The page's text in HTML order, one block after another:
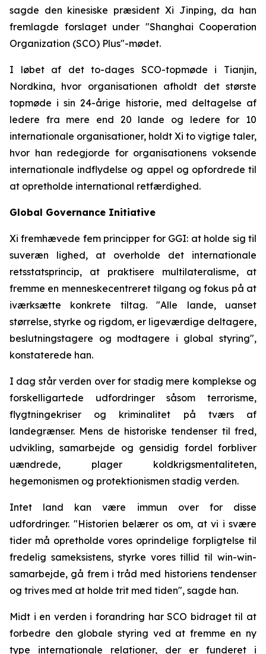
sagde den kinesiske præsident Xi Jinping, da han
fremlagde forslaget under "Shanghai Cooperation
Organization (SCO) Plus"-mødet.
I løbet af det to-dages SCO-topmøde i Tianjin,
Nordkina, hvor organisationen afholdt det største
topmøde i sin 24-årige historie, med deltagelse af
ledere fra mere end 20 lande og ledere for 10
internationale organisationer, holdt Xi to vigtige taler,
hvor han redegjorde for organisationens voksende
internationale indflydelse og appel og opfordrede til
at opretholde international retfærdighed.
Global Governance Initiative
Xi fremhævede fem principper for GGI: at holde sig til
suveræn lighed, at overholde det internationale
retsstatsprincip, at praktisere multilateralisme, at
fremme en menneskecentreret tilgang og fokus på at
iværksætte konkrete tiltag. "Alle lande, uanset
størrelse, styrke og rigdom, er ligeværdige deltagere,
beslutningstagere og modtagere i global styring",
konstaterede han.
I dag står verden over for stadig mere komplekse og
forskelligartede udfordringer såsom terrorisme,
flygtningekriser og kriminalitet på tværs af
landegrænser. Mens de historiske tendenser til fred,
udvikling, samarbejde og gensidig fordel forbliver
uændrede, plager koldkrigsmentaliteten,
hegemonismen og protektionismen stadig verden.
Intet land kan være immun over for disse
udfordringer. "Historien belærer os om, at vi i svære
tider må opretholde vores oprindelige forpligtelse til
fredelig sameksistens, styrke vores tillid til win-win-
samarbejde, gå frem i tråd med historiens tendenser
og trives med at holde trit med tiden", sagde han.
Midt i en verden i forandring har SCO bidraget til at
forbedre den globale styring ved at fremme en ny
type internationale relationer, der er funderet i